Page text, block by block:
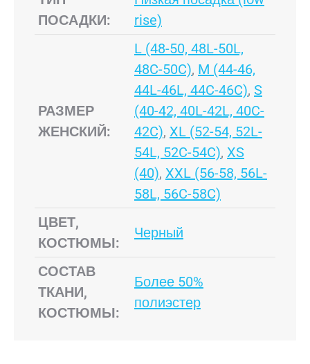
ПОСАДКИ:
rise)
РАЗМЕР
ЖЕНСКИЙ:
L (48-50, 48L-50L,
48C-50C), M (44-46,
44L-46L, 44C-46C), S
(40-42, 40L-42L, 40C-
42C), XL (52-54, 52L-
54L, 52C-54C), XS
(40), XXL (56-58, 56L-
58L, 56C-58C)
ЦВЕТ,
КОСТЮМЫ:
Черный
СОСТАВ
ТКАНИ,
КОСТЮМЫ:
Более 50%
полиэстер